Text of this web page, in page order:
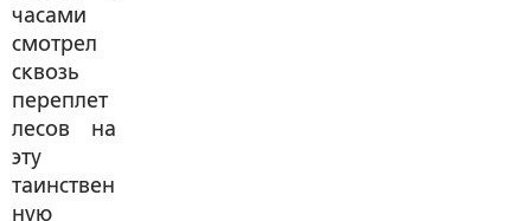
часами
смотрел
сквозь
переплет
лесов на
эту
таинствен
ную